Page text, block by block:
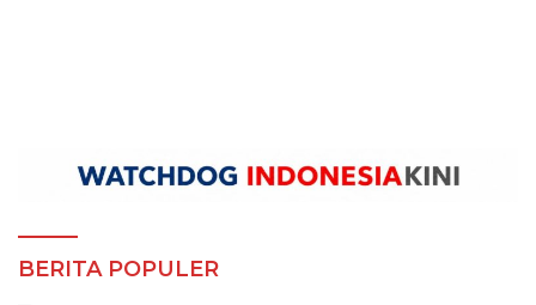
BERITA POPULER